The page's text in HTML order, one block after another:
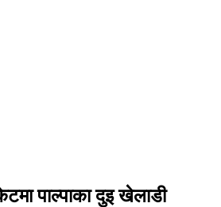
पाल्पाका दुइ खेलाडी